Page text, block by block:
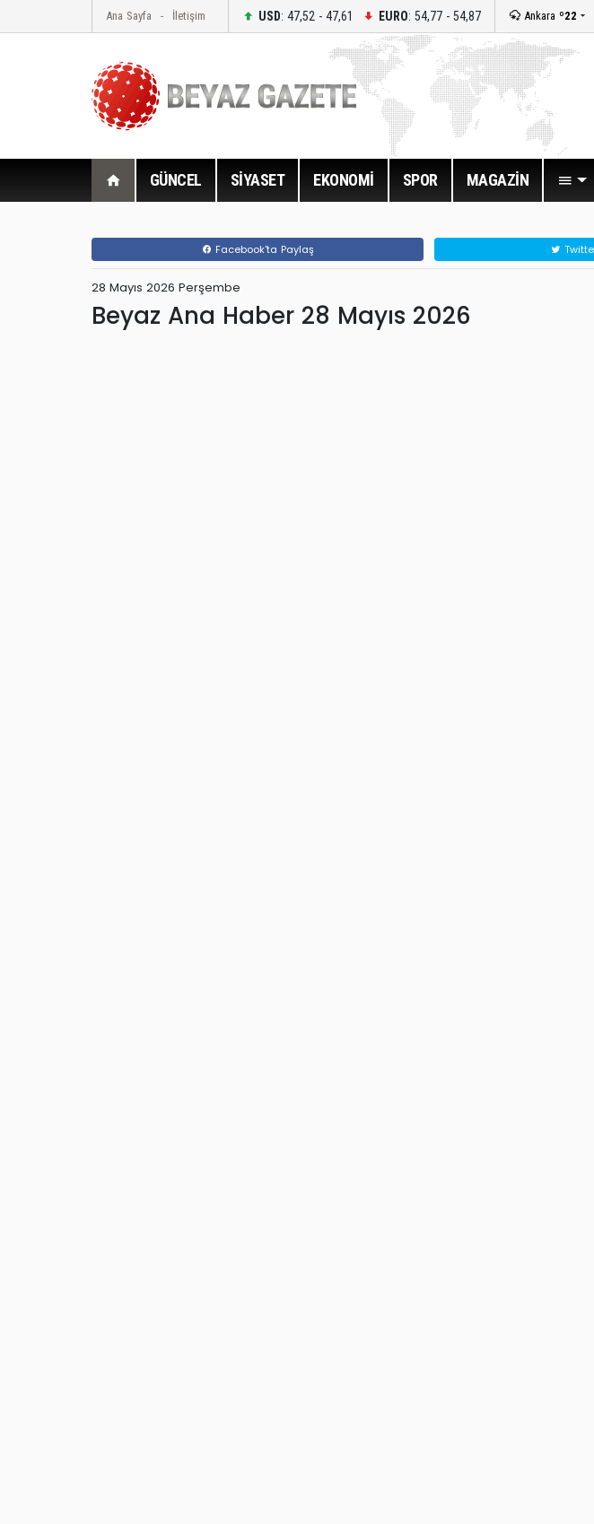
Ana Sayfa İletişim USD: 47,52 - 47,61 EURO: 54,77 - 54,87 Ankara º22
GÜNCEL SİYASET EKONOMİ SPOR MAGAZİN
Facebook'ta Paylaş
28 Mayıs 2026 Perşembe
Beyaz Ana Haber 28 Mayıs 2026